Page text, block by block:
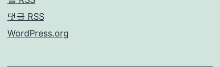
댓글 RSS
WordPress.org